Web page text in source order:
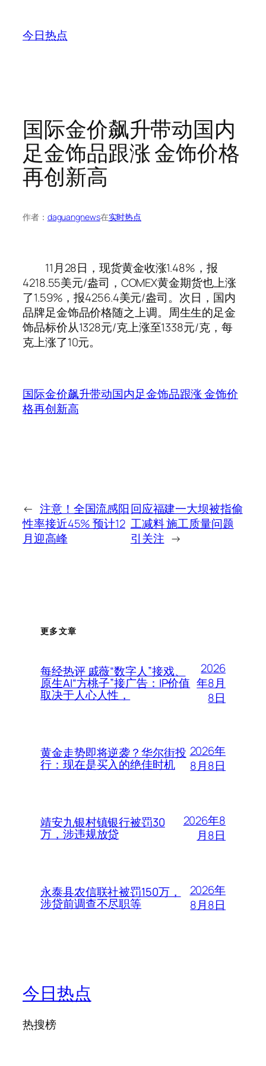
今日热点
国际金价飙升带动国内
足金饰品跟涨 金饰价格
再创新高
作者： daguangnews在实时热点
11月28日，现货黄金收涨1.48%，报
4218.55美元/盎司，COMEX黄金期货也上涨
了1.59%，报4256.4美元/盎司。次日，国内
品牌足金饰品价格随之上调。周生生的足金
饰品标价从1328元/克上涨至1338元/克，每
克上涨了10元。
国际金价飙升带动国内足金饰品跟涨 金饰价
格再创新高
← 注意！全国流感阳
性率接近45% 预计12
月迎高峰
回应福建一大坝被指偷
工减料 施工质量问题
引关注 →
更多文章
每经热评 戚薇“数字人”接戏、
原生AI“方桃子”接广告：IP价值
取决于人心人性，
2026
年8月
8日
黄金走势即将逆袭？华尔街投
行：现在是买入的绝佳时机
2026年
8月8日
靖安九银村镇银行被罚30
万，涉违规放贷
2026年8
月8日
永泰县农信联社被罚150万，
涉贷前调查不尽职等
2026年
8月8日
今日热点
热搜榜